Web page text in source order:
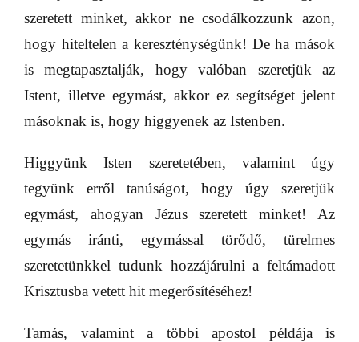
szeretett minket, akkor ne csodálkozzunk azon,
hogy hiteltelen a kereszténységünk! De ha mások
is megtapasztalják, hogy valóban szeretjük az
Istent, illetve egymást, akkor ez segítséget jelent
másoknak is, hogy higgyenek az Istenben.
Higgyünk Isten szeretetében, valamint úgy
tegyünk erről tanúságot, hogy úgy szeretjük
egymást, ahogyan Jézus szeretett minket! Az
egymás iránti, egymással törődő, türelmes
szeretetünkkel tudunk hozzájárulni a feltámadott
Krisztusba vetett hit megerősítéséhez!
Tamás, valamint a többi apostol példája is